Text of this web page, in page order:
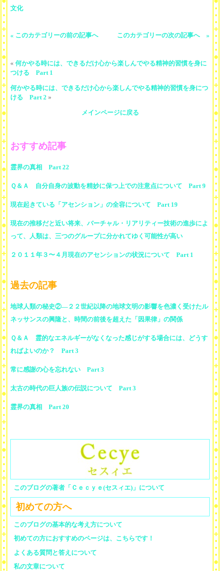
文化
« このカテゴリーの前の記事へ このカテゴリーの次の記事へ »
« 何かやる時には、できるだけ心から楽しんでやる精神的習慣を身に
つける Part 1
何かやる時には、できるだけ心から楽しんでやる精神的習慣を身につ
ける Part 2 »
メインページに戻る
おすすめ記事
霊界の真相 Part 22
Ｑ＆Ａ 自分自身の波動を精妙に保つ上での注意点について Part 9
現在起きている「アセンション」の全容について Part 19
現在の推移だと近い将来、バーチャル・リアリティー技術の進歩によ
って、人類は、三つのグループに分かれてゆく可能性が高い
２０１１年３〜４月現在のアセンションの状況について Part 1
過去の記事
地球人類の秘史②―２２世紀以降の地球文明の影響を色濃く受けたル
ネッサンスの興隆と、時間の前後を超えた「因果律」の関係
Ｑ＆Ａ 霊的なエネルギーがなくなった感じがする場合には、どうす
ればよいのか？ Part 3
常に感謝の心を忘れない Part 3
太古の時代の巨人族の伝説について Part 3
霊界の真相 Part 20
このブログの著者「Ｃｅｃｙｅ(セスィエ)」について
初めての方へ
このブログの基本的な考え方について
初めての方におすすめのページは、こちらです！
よくある質問と答えについて
私の文章について